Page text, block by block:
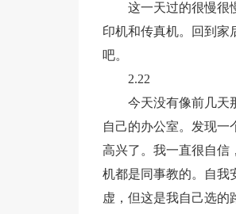
这一天过的很慢很
印机和传真机。回到家
吧。
2.22
今天没有像前几天
自己的办公室。发现一
高兴了。我一直很自信
机都是同事教的。自我
虚，但这是我自己选的